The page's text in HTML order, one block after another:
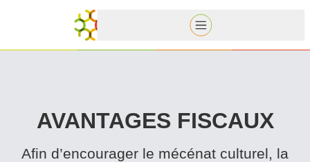
AVANTAGES FISCAUX
Afin d’en­cour­ager le mécénat culturel, la